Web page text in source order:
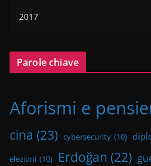
2017
Parole chiave
Aforismi e
cina (23) cybersecurity (10)
elezioni (10) Erdoğan (22)